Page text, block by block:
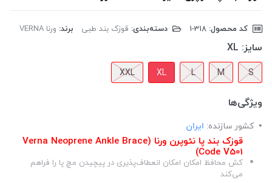
کد محصول: دسته‌بندی: قوزک بند طبی برند: ورنا VERNA
سایز: XL
S
M
L
XL
XXL
ویژگی‌ها
کشور سازنده: ایران
قوزک بند پا نئوپرن ورنا (Verna Neoprene Ankle Brace
Code V501)
کش محافظ امکان امکان انعطاف‌پذیری در پیچیدن مچ پا را فراهم
می‌کند